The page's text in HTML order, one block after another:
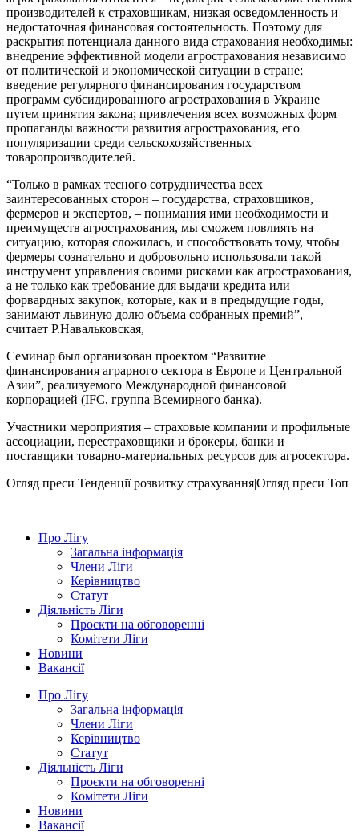
производителей к страховщикам, низкая осведомленность и
недостаточная финансовая состоятельность. Поэтому для
раскрытия потенциала данного вида страхования необходимы:
внедрение эффективной модели агрострахования независимо
от политической и экономической ситуации в стране;
введение регулярного финансирования государством
программ субсидированного агрострахования в Украине
путем принятия закона; привлечения всех возможных форм
пропаганды важности развития агрострахования, его
популяризации среди сельскохозяйственных
товаропроизводителей.
“Только в рамках тесного сотрудничества всех
заинтересованных сторон – государства, страховщиков,
фермеров и экспертов, – понимания ими необходимости и
преимуществ агрострахования, мы сможем повлиять на
ситуацию, которая сложилась, и способствовать тому, чтобы
фермеры сознательно и добровольно использовали такой
инструмент управления своими рисками как агрострахования,
а не только как требование для выдачи кредита или
форвардных закупок, которые, как и в предыдущие годы,
занимают львиную долю объема собранных премий”, –
считает Р.Навальковская,
Семинар был организован проектом “Развитие
финансирования аграрного сектора в Европе и Центральной
Азии”, реализуемого Международной финансовой
корпорацией (IFC, группа Всемирного банка).
Участники мероприятия – страховые компании и профильные
ассоциации, перестраховщики и брокеры, банки и
поставщики товарно-материальных ресурсов для агросектора.
Огляд преси Тенденції розвитку страхування|Огляд преси Топ
Про Лігу
Загальна інформація
Члени Ліги
Керівництво
Статут
Діяльність Ліги
Проєкти на обговоренні
Комітети Ліги
Новини
Вакансії
Про Лігу
Загальна інформація
Члени Ліги
Керівництво
Статут
Діяльність Ліги
Проєкти на обговоренні
Комітети Ліги
Новини
Вакансії